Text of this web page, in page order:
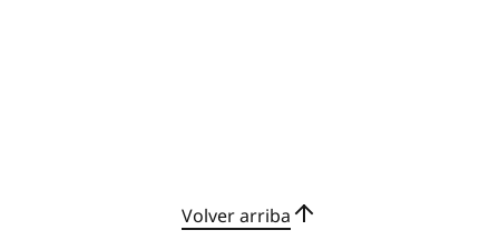
Volver arriba